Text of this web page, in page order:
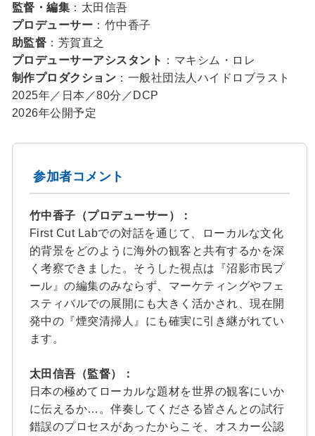
監督・編集 ：太田信吾
プロデューサー ：竹中香子
助監督 ：芳賀直之
プロデューサーアシスタント ：マキシム・ロレ
制作プロダクション ：一般社団法人ハイドロブラスト
2025年／日本／80分／DCP
2026年公開予定
参加者コメント
竹中香子（プロデューサー）：
First Cut Labでの対話を通じて、ローカルな文化
的背景をどのように海外の観客と共有するかを深
く考察できました。そうした視点は『沼影市民プ
ール』の編集のみならず、マーケティングやフェ
スティバルでの展開にも大きく活かされ、現在開
発中の『煙突清掃人』にも確実に引き継がれてい
ます。
太田信吾（監督）：
日本の極めてローカルな題材を世界の観客にいか
に伝えるか…。伴奏してくださる皆さんとの試行
錯誤のプロセスがあったからこそ、オスカー公認